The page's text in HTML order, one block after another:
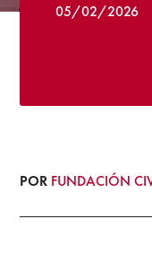
05/02/2026
POR FUNDACIÓN